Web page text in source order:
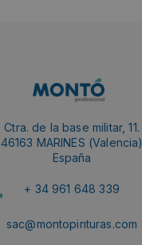
Ctra. de la base militar, 11.
46163 MARINES (Valencia)
España
+ 34 961 648 339
sac@montopinturas.com